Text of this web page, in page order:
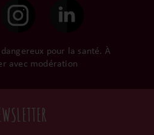
dangereux pour la santé. À
avec modération